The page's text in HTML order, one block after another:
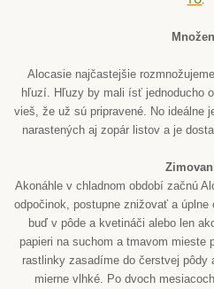
Alocasie najčastejšie
hľuzí. Hľuzy by mali ísť jednoducho
vieš, že už sú pripravené. No ideálne
narastených aj zopár listov a je
Akonáhle v chladnom období začnú
odpočinok, postupne znižovať a
buď v pôde a kvetináči alebo len
papieri na suchom a tmavom mieste
rastlinky zasadíme do čerstvej
mierne vlhké. Po dvoch